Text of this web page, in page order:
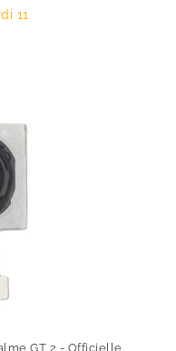
11
GT 2 - Officielle